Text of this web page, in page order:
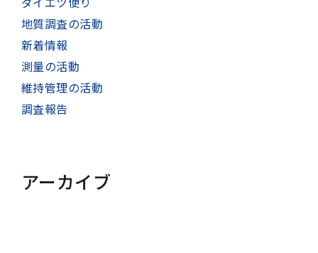
地質調査の活動
新着情報
測量の活動
維持管理の活動
調査報告
アーカイブ